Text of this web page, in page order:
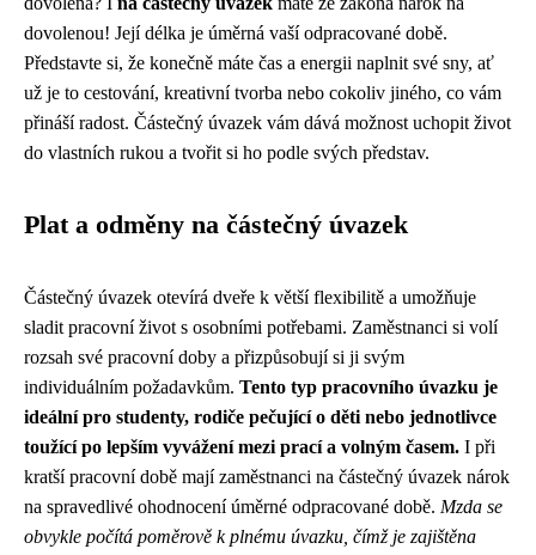
dovolenou! Její délka je úměrná vaší odpracované době.
Představte si, že konečně máte čas a energii naplnit své sny, ať
už je to cestování, kreativní tvorba nebo cokoliv jiného, co vám
přináší radost. Částečný úvazek vám dává možnost uchopit život
do vlastních rukou a tvořit si ho podle svých představ.
Plat a odměny na částečný úvazek
Částečný úvazek otevírá dveře k větší flexibilitě a umožňuje
sladit pracovní život s osobními potřebami. Zaměstnanci si volí
rozsah své pracovní doby a přizpůsobují si ji svým
individuálním požadavkům. Tento typ pracovního úvazku je
ideální pro studenty, rodiče pečující o děti nebo jednotlivce
toužící po lepším vyvážení mezi prací a volným časem. I při
kratší pracovní době mají zaměstnanci na částečný úvazek nárok
na spravedlivé ohodnocení úměrné odpracované době. Mzda se
obvykle počítá poměrově k plnému úvazku, čímž je zajištěna